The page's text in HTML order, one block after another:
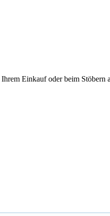
Einkauf oder beim Stöbern